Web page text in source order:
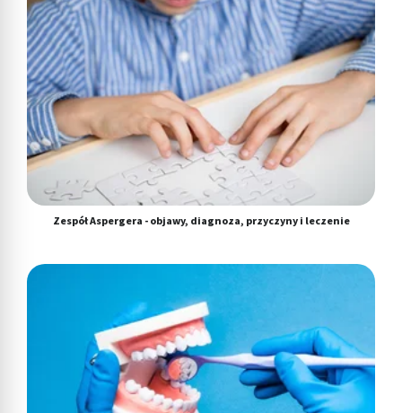
Zespół Aspergera - objawy, diagnoza, przyczyny i leczenie